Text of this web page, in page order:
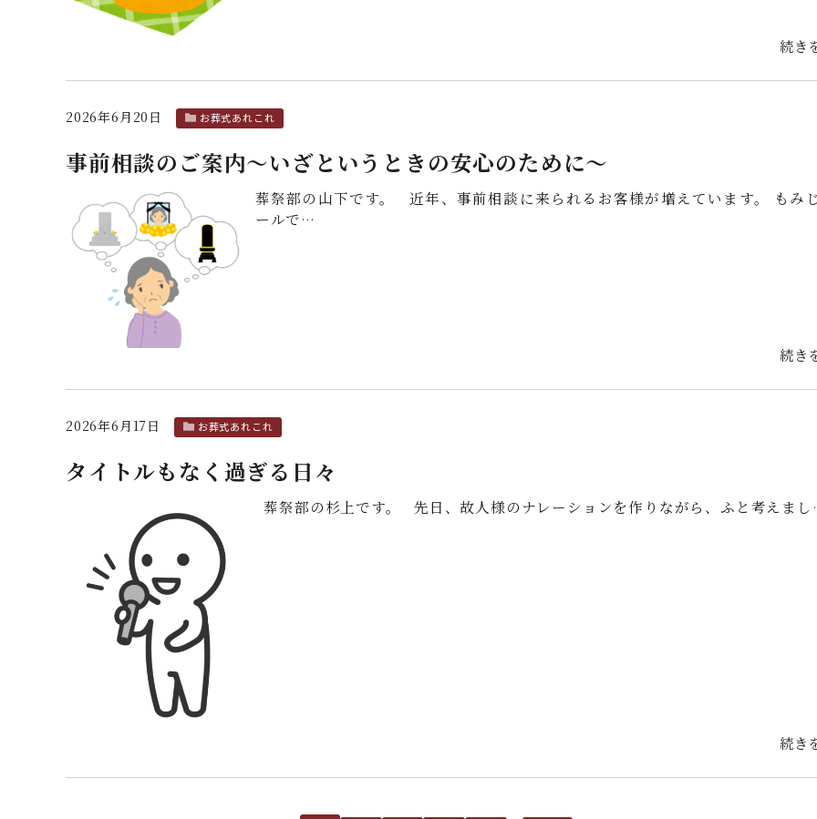
続き
2026年6月20日 お葬式あれこれ
事前相談のご案内～いざというときの安心のために～
葬祭部の山下です。 近年、事前相談に来られるお客様が増えています。 もみ
ールで…
続き
2026年6月17日 お葬式あれこれ
タイトルもなく過ぎる日々
葬祭部の杉上です。 先日、故人様のナレーションを作りながら、ふと考えま
続き